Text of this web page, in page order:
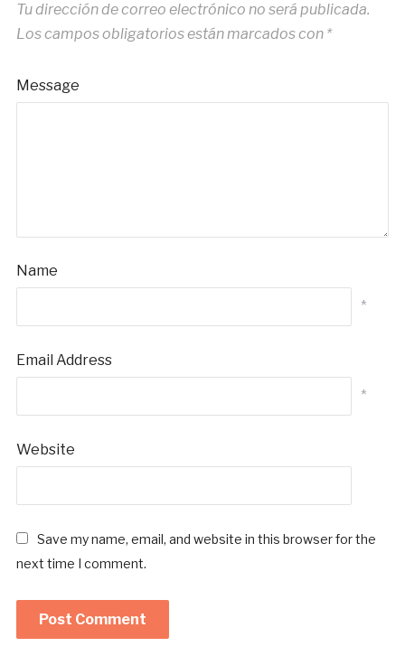
Tu dirección de correo electrónico no será publicada.
Los campos obligatorios están marcados con *
Message
Name
*
Email Address
*
Website
Save my name, email, and website in this browser for the
next time I comment.